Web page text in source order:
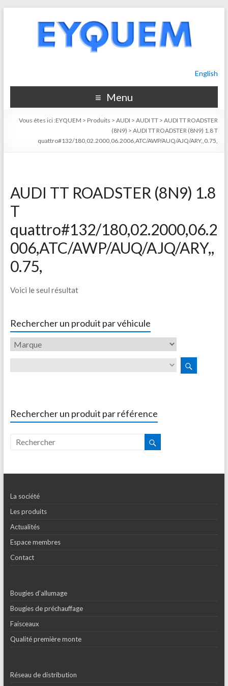
English
Menu
Vous êtes ici :EYQUEM > Produits >AUDI >AUDI TT >AUDI TT ROADSTER
(8N9) >AUDI TT ROADSTER (8N9) 1.8 T
quattro#132/180,02.2000,06.2006,ATC/AWP/AUQ/AJQ/ARY,,0.75,
AUDI TT ROADSTER (8N9) 1.8
T
quattro#132/180,02.2000,06.2
006,ATC/AWP/AUQ/AJQ/ARY,,
0.75,
Voici le seul résultat
Rechercher un produit par véhicule
Rechercher un produit par référence
La société
Les produits
Actualités
Espace membres
Contact
Bougies d’allumage
Bougies de préchauffage
Faisceaux
Qualité première monte
Réseau de distribution